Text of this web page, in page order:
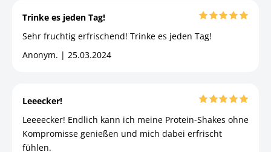
Trinke es jeden Tag!
Sehr fruchtig erfrischend! Trinke es jeden Tag!
Anonym. | 25.03.2024
Leeecker!
Leeeecker! Endlich kann ich meine Protein-Shakes ohne
Kompromisse genießen und mich dabei erfrischt
fühlen.